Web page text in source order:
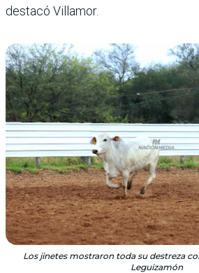
destacó Villamor.
Los jinetes mostraron toda su destreza
Leguizamón